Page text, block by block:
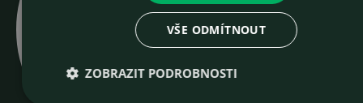
VŠE ODMÍTNOUT
ZOBRAZIT PODROBNOSTI